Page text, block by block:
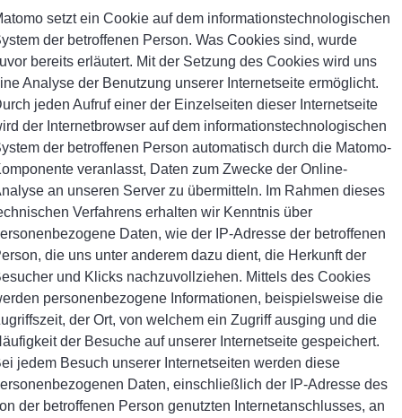
setzt ein Cookie auf dem informationstechnologischen
der betroffenen Person. Was Cookies sind, wurde
bereits erläutert. Mit der Setzung des Cookies wird uns
Analyse der Benutzung unserer Internetseite ermöglicht.
jeden Aufruf einer der Einzelseiten dieser Internetseite
der Internetbrowser auf dem informationstechnologischen
der betroffenen Person automatisch durch die Matomo-
veranlasst, Daten zum Zwecke der Online-
an unseren Server zu übermitteln. Im Rahmen dieses
Verfahrens erhalten wir Kenntnis über
Daten, wie der IP-Adresse der betroffenen
die uns unter anderem dazu dient, die Herkunft der
und Klicks nachzuvollziehen. Mittels des Cookies
personenbezogene Informationen, beispielsweise die
der Ort, von welchem ein Zugriff ausging und die
der Besuche auf unserer Internetseite gespeichert.
jedem Besuch unserer Internetseiten werden diese
Daten, einschließlich der IP-Adresse des
der betroffenen Person genutzten Internetanschlusses, an